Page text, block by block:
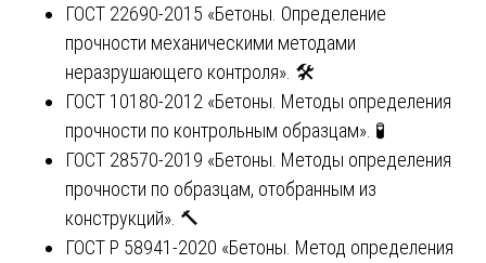
ГОСТ 22690-2015 «Бетоны. Определение
прочности механическими методами
неразрушающего контроля». 🛠️
ГОСТ 10180-2012 «Бетоны. Методы определения
прочности по контрольным образцам». 🧪
ГОСТ 28570-2019 «Бетоны. Методы определения
прочности по образцам, отобранным из
конструкций». 🔨
ГОСТ Р 58941-2020 «Бетоны. Метод определения